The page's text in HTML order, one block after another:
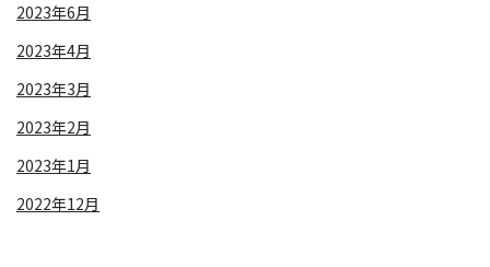
2023年6月
2023年4月
2023年3月
2023年2月
2023年1月
2022年12月